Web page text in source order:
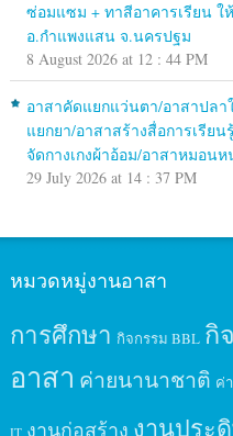
ซ่อมแซม + ทาสีอาคารเรียน ใ
อ.กำแพงแสน จ.นครปฐม
8 August 2026 at 12 : 44 PM
อาสาคัดแยกแว่นตา/อาสาปล
แยกยา/อาสาสร้างสื่อการเรีย
จัดกางเกงผ้าอ้อม/อาสาหมอน
29 July 2026 at 14 : 37 PM
หมวดหมู่งานอาสา
การศึกษา กิจกรรม BBL กิ
อาสา ค่ายนานาชาติ ค่
IT งานก่อสร้าง งานประ